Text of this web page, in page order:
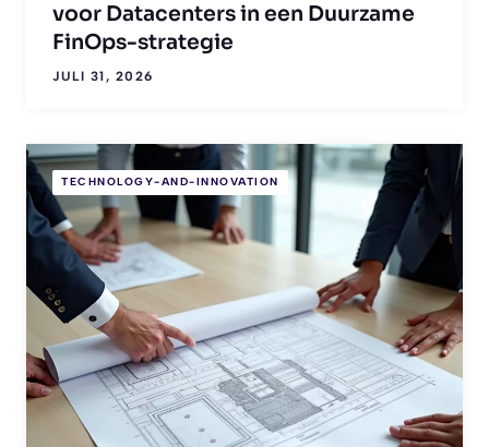
voor Datacenters in een Duurzame
FinOps-strategie
JULI 31, 2026
TECHNOLOGY-AND-INNOVATION